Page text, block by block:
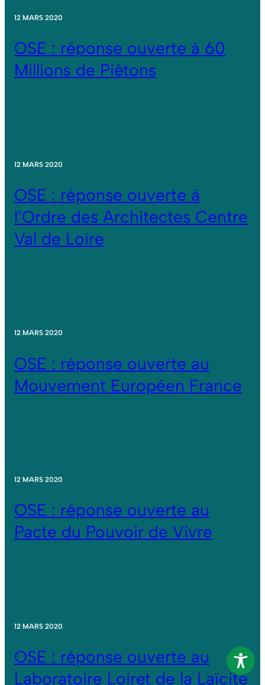
12 MARS 2020
OSE : réponse ouverte à 60
Millions de Piétons
12 MARS 2020
OSE : réponse ouverte à
l’Ordre des Architectes Centre
Val de Loire
12 MARS 2020
OSE : réponse ouverte au
Mouvement Européen France
12 MARS 2020
OSE : réponse ouverte au
Pacte du Pouvoir de Vivre
12 MARS 2020
OSE : réponse ouverte au
Laboratoire Loiret de la Laïcité